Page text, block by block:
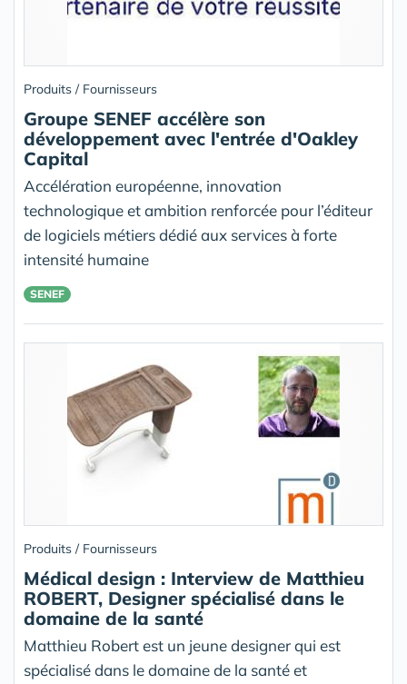
Produits / Fournisseurs
Groupe SENEF accélère son
développement avec l'entrée d'Oakley
Capital
Accélération européenne, innovation
technologique et ambition renforcée pour l’éditeur
de logiciels métiers dédié aux services à forte
intensité humaine
SENEF
Produits / Fournisseurs
Médical design : Interview de Matthieu
ROBERT, Designer spécialisé dans le
domaine de la santé
Matthieu Robert est un jeune designer qui est
spécialisé dans le domaine de la santé et